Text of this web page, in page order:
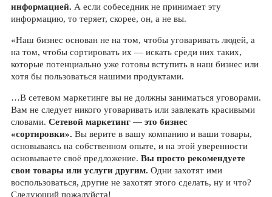
информацией. А если собеседник не принимает эту
информацию, то теряет, скорее, он, а не вы.
«Наш бизнес основан не на том, чтобы уговаривать людей, а
на том, чтобы сортировать их — искать среди них таких,
которые потенциально уже готовы вступить в наш бизнес или
хотя бы пользоваться нашими продуктами.
…В сетевом маркетинге вы не должны заниматься уговорами.
Вам не следует никого уговаривать или завлекать красивыми
словами. Сетевой маркетинг — это бизнес
«сортировки». Вы верите в вашу компанию и ваши товары,
основываясь на собственном опыте, и на этой уверенности
основываете своё предложение. Вы просто рекомендуете
свои товары или услуги другим. Одни захотят ими
воспользоваться, другие не захотят этого сделать, ну и что?
Следующий пожалуйста!